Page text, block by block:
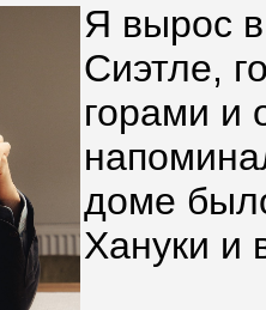
Я вырос
Сиэтле,
горами и
доме
Хануки и